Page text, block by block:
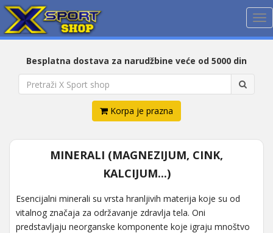
Besplatna dostava za narudžbine veće od 5000 din
Korpa je prazna
MINERALI (MAGNEZIJUM, CINK,
KALCIJUM...)
Esencijalni minerali su vrsta hranljivih materija koje su od
vitalnog značaja za održavanje zdravlja tela. Oni
predstavljaju neorganske komponente koje igraju mnoštvo